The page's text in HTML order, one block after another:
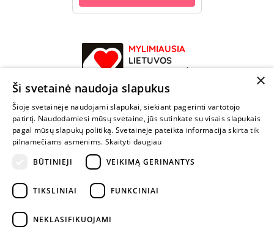
MYLIMIAUSIA
LIETUVOS
ELEKTRONINĖ
PARDUOTUVĖ
NENUSTOK
ŽAISTI
+370 600 84088
info@fantazijos.lt
×
Ši svetainė naudoja slapukus
Šioje svetainėje naudojami slapukai, siekiant pagerinti vartotojo
patirtį. Naudodamiesi mūsų svetaine, jūs sutinkate su visais slapukais
pagal mūsų slapukų politiką. Svetainėje pateikta informacija skirta tik
pilnamečiams asmenims. Skaityti daugiau
BŪTINIEJI
VEIKIMĄ GERINANTYS
TIKSLINIAI FUNKCINIAI
NEKLASIFIKUOJAMI